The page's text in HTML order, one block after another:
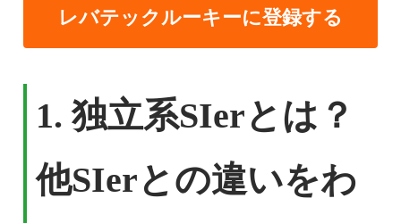
レバテックルーキーに登録する
1.独立系SIerとは？
他SIerとの違いをわ